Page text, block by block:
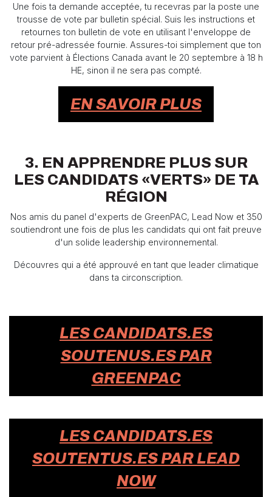
Une fois ta demande acceptée, tu recevras par la poste une
trousse de vote par bulletin spécial. Suis les instructions et
retournes ton bulletin de vote en utilisant l'enveloppe de
retour pré-adressée fournie. Assures-toi simplement que ton
vote parvient à Élections Canada avant le 20 septembre à 18 h
HE, sinon il ne sera pas compté.
EN SAVOIR PLUS
3. EN APPRENDRE PLUS SUR
LES CANDIDATS «VERTS» DE TA
RÉGION
Nos amis du panel d'experts de GreenPAC, Lead Now et 350
soutiendront une fois de plus les candidats qui ont fait preuve
d'un solide leadership environnemental.
Découvres qui a été approuvé en tant que leader climatique
dans ta circonscription.
LES CANDIDATS.ES
SOUTENUS.ES PAR
GREENPAC
LES CANDIDATS.ES
SOUTENTUS.ES PAR LEAD
NOW